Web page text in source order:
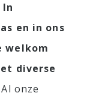
en in ons
welkom
diverse
Al onze